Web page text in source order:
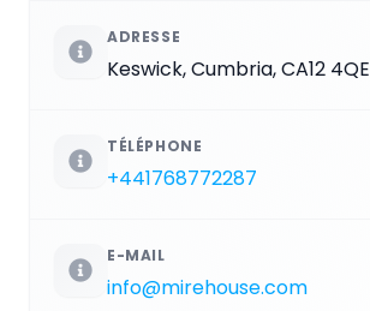
ADRESSE
Keswick, Cumbria, CA12 4QE
TÉLÉPHONE
+441768772287
E-MAIL
info@mirehouse.com